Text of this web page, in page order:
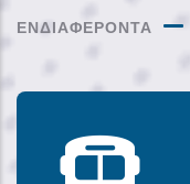
ΕΝΔΙΑΦΕΡΟΝΤΑ